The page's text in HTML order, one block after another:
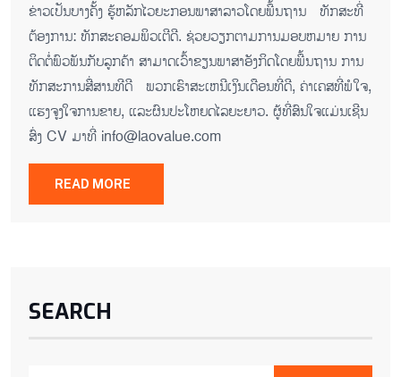
ຂ່າວ​ເປັນ​ບາງ​ຄັ້ງ ຮູ້​ຫລັກ​ໄວ​ຍະ​ກອນ​ພາ​ສາ​ລາວ​ໂດຍ​ພື້ນ​ຖານ ທັກສະທີ່
ຕ້ອງການ: ທັກສະຄອມພິວເຕີດີ. ຊ່ວຍ​ວຽກ​ຕາມ​ການມອບ​ຫມາຍ ການ​
ຕິດ​ຕໍ່​ພົວ​ພັນ​ກັບ​ລູກ​ຄ້າ​ ​ສາ​ມາດ​ເວົ້າ​ຂຽນ​ພາ​ສາ​ອັງ​ກິດ​ໂດຍ​ພື້ນ​ຖານ ການ
ທັກ​ສະ​ການ​ສື່​ສານ​ທີ​ດີ ພວກເຮົາສະເຫນີເງິນເດືອນທີ່ດີ, ຄ່າເຄ​ສທີ່ພໍໃຈ,
ແຮງຈູງໃຈການຂາຍ, ແລະຜົນປະໂຫຍດໄລຍະຍາວ. ຜູ້ທີ່ສົນໃຈແມ່ນເຊີນ
ສົ່ງ CV ມາທີ່ info@laovalue.com
READ MORE
SEARCH